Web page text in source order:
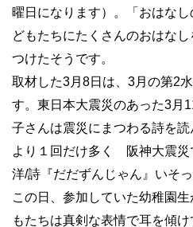
曜日になります）。「おはな
どもたちにたくさんのおはな
つけたそうです。
取材した3月8日は、3月の第2
す。東日本大震災のあった3月
子さんは震災にまつわる詩を
より１回だけ多く 阪神大震災
洋/詩『だだずんじゃん』いそっ
この日、参加していた幼稚園
もたちは真剣な表情で耳を傾